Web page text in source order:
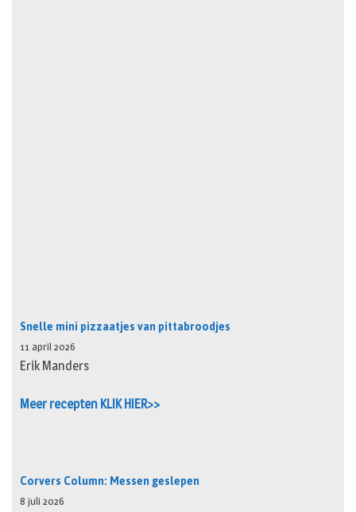
Snelle mini pizzaatjes van pittabroodjes
11 april 2026
Erik Manders
Meer recepten KLIK HIER>>
Corvers Column: Messen geslepen
8 juli 2026